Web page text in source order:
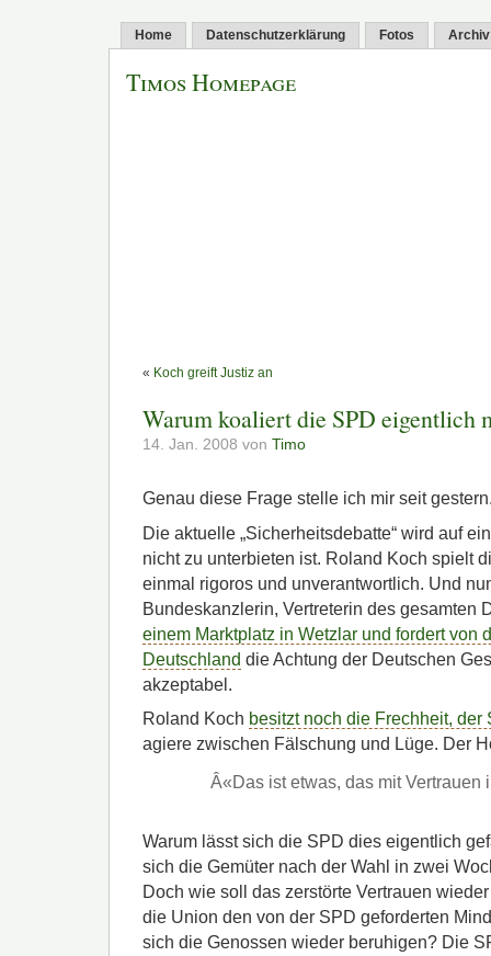
Home Datenschutzerklärung Fotos Archiv
Timos Homepage
« Koch greift Justiz an
Warum koaliert die SPD eigentlich
14. Jan. 2008 von Timo
Genau diese Frage stelle ich mir seit
Die aktuelle „Sicherheitsdebatte“ wird auf
nicht zu unterbieten ist. Roland Koch spielt
einmal rigoros und unverantwortlich. Und
Bundeskanzlerin, Vertreterin des gesamten
einem Marktplatz in Wetzlar und fordert von
Deutschland die Achtung der Deutschen
akzeptabel.
Roland Koch besitzt noch die Frechheit, der
agiere zwischen Fälschung und Lüge. Der
Â«Das ist etwas, das mit Vertrauen
Warum lässt sich die SPD dies eigentlich
sich die Gemüter nach der Wahl in zwei
Doch wie soll das zerstörte Vertrauen
die Union den von der SPD geforderten
sich die Genossen wieder beruhigen? Die